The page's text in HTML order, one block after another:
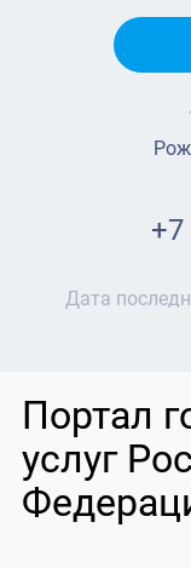
+7
Дата
Портал
услуг